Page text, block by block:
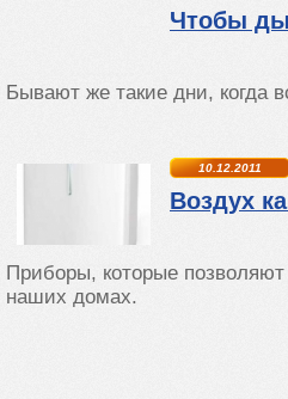
Чтобы
Бывают же такие дни, когда
10.12.2011
Воздух
Приборы, которые позволяют
наших домах.